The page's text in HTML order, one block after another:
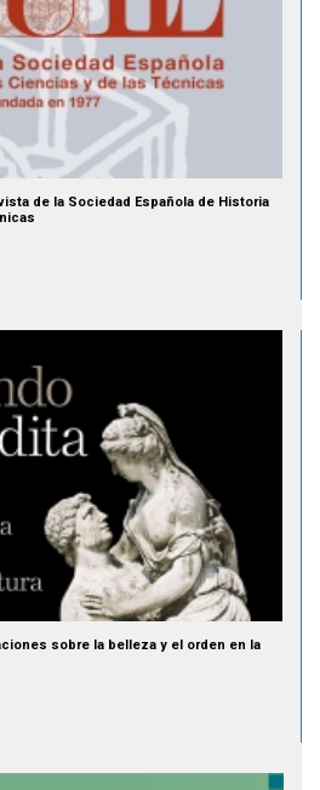
de la Sociedad Española de Historia
sobre la belleza y el orden en la